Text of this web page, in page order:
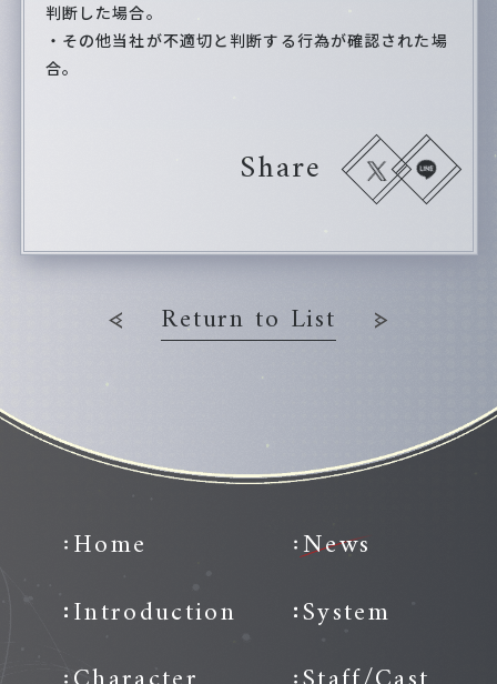
判断した場合。
・その他当社が不適切と判断する行為が確認された場
合。
Share
Return to List
Home
News
Introduction
System